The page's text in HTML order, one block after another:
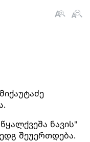
ნავის"
შეუერთდება.